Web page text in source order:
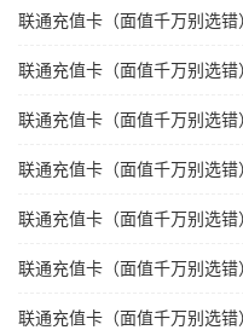
联通充值卡（面值千万别选
联通充值卡（面值千万别选错
联通充值卡（面值千万别选
联通充值卡（面值千万别选
联通充值卡（面值千万别选
联通充值卡（面值千万别选错
联通充值卡（面值千万别选